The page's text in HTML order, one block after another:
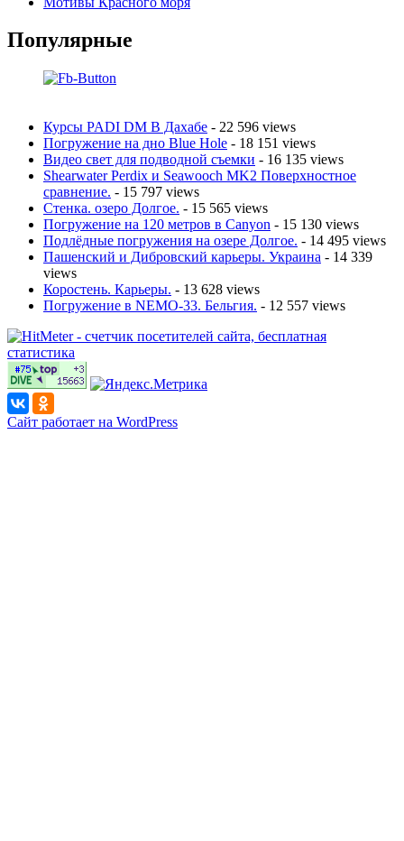
Популярные
Курсы PADI DM В Дахабе - 22 596 views
Погружение на дно Blue Hole - 18 151 views
Видео свет для подводной съемки - 16 135 views
Shearwater Perdix и Seawooch MK2 Поверхностное
сравнение. - 15 797 views
Стенка. озеро Долгое. - 15 565 views
Погружение на 120 метров в Canyon - 15 130 views
Подлёдные погружения на озере Долгое. - 14 495 views
Пашенский и Дибровский карьеры. Украина - 14 339
views
Коростень. Карьеры. - 13 628 views
Погружение в NEMO-33. Бельгия. - 12 557 views
Сайт работает на WordPress